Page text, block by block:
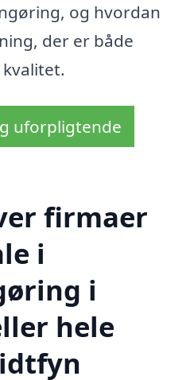
og hvordan
der er både
uforpligtende
firmaer
i
i
hele